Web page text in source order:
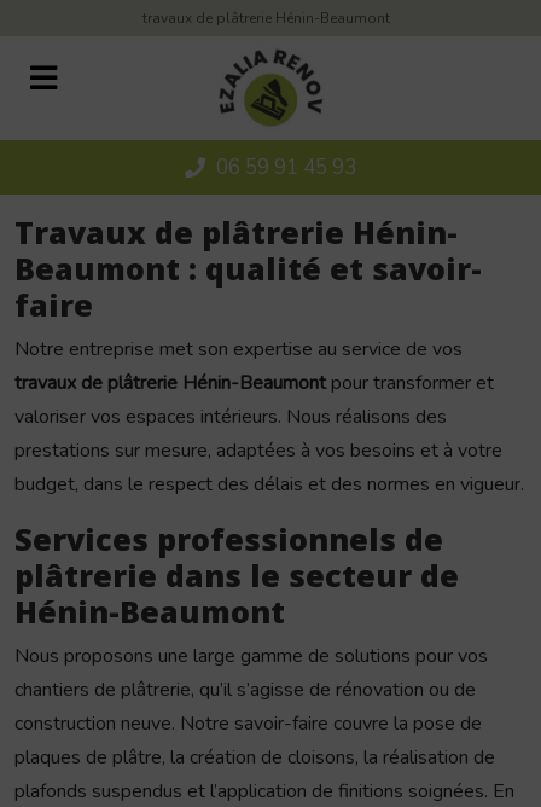
travaux de plâtrerie Hénin-Beaumont
06 59 91 45 93
Travaux de plâtrerie Hénin-
Beaumont : qualité et savoir-
faire
Notre entreprise met son expertise au service de vos
travaux de plâtrerie Hénin-Beaumont pour transformer et
valoriser vos espaces intérieurs. Nous réalisons des
prestations sur mesure, adaptées à vos besoins et à votre
budget, dans le respect des délais et des normes en vigueur.
Services professionnels de
plâtrerie dans le secteur de
Hénin-Beaumont
Nous proposons une large gamme de solutions pour vos
chantiers de plâtrerie, qu’il s’agisse de rénovation ou de
construction neuve. Notre savoir-faire couvre la pose de
plaques de plâtre, la création de cloisons, la réalisation de
plafonds suspendus et l’application de finitions soignées. En
Panneau de gestion des cookies